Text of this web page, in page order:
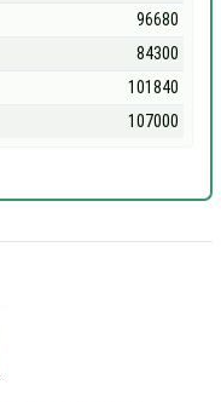
96680
84300
101840
107000